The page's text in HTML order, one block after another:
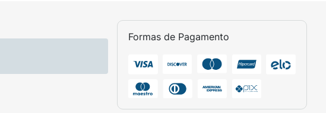
Formas de Pagamento